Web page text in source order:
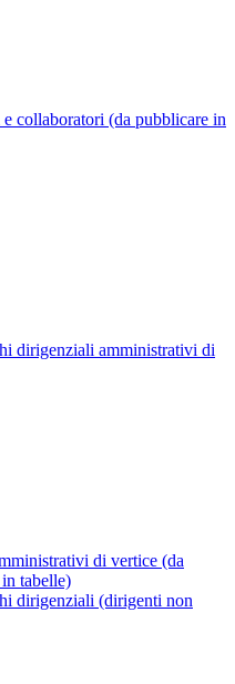
collaboratori (da pubblicare in
dirigenziali amministrativi di
di vertice (da
tabelle)
dirigenziali (dirigenti non